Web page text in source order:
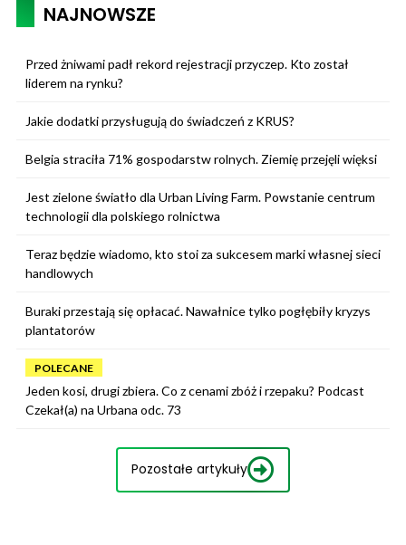
NAJNOWSZE
Przed żniwami padł rekord rejestracji przyczep. Kto został
liderem na rynku?
Jakie dodatki przysługują do świadczeń z KRUS?
Belgia straciła 71% gospodarstw rolnych. Ziemię przejęli więksi
Jest zielone światło dla Urban Living Farm. Powstanie centrum
technologii dla polskiego rolnictwa
Teraz będzie wiadomo, kto stoi za sukcesem marki własnej sieci
handlowych
Buraki przestają się opłacać. Nawałnice tylko pogłębiły kryzys
plantatorów
POLECANE
Jeden kosi, drugi zbiera. Co z cenami zbóż i rzepaku? Podcast
Czekał(a) na Urbana odc. 73
Pozostałe artykuły